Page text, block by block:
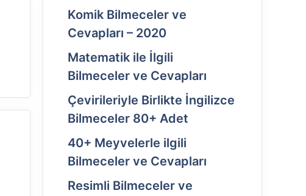
Komik Bilmeceler ve
Cevapları – 2020
Matematik ile İlgili
Bilmeceler ve Cevapları
Çevirileriyle Birlikte İngilizce
Bilmeceler 80+ Adet
40+ Meyvelerle ilgili
Bilmeceler ve Cevapları
Resimli Bilmeceler ve